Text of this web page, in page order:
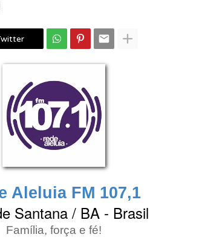
Aleluia FM 107,1
Santana / BA - Brasil
Família, força e fé!